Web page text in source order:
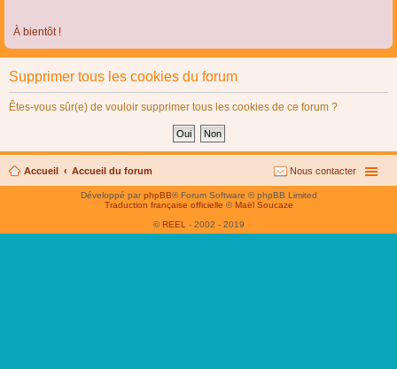
À bientôt !
Supprimer tous les cookies du forum
Êtes-vous sûr(e) de vouloir supprimer tous les cookies de ce forum ?
Accueil Accueil du forum Nous contacter
Développé parphpBB® Forum Software © phpBB Limited
Traduction française officielle © Maël Soucaze
© REEL - 2002 - 2019